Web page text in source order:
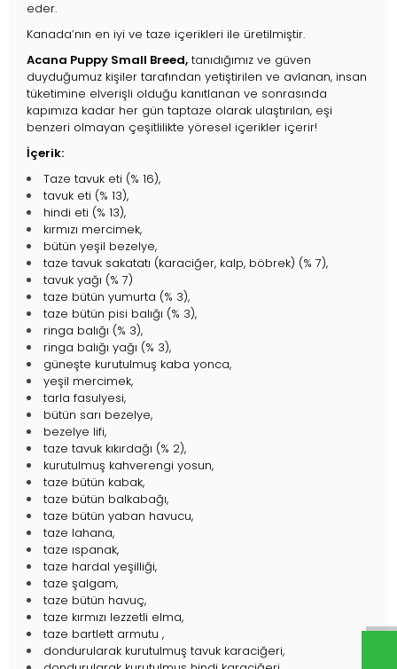
eder.
Kanada’nın en iyi ve taze içerikleri ile üretilmiştir.
Acana Puppy Small Breed, tanıdığımız ve güven
duyduğumuz kişiler tarafından yetiştirilen ve avlanan, insan
tüketimine elverişli olduğu kanıtlanan ve sonrasında
kapımıza kadar her gün taptaze olarak ulaştırılan, eşi
benzeri olmayan çeşitlilikte yöresel içerikler içerir!
İçerik:
Taze tavuk eti (% 16),
tavuk eti (% 13),
hindi eti (% 13),
kırmızı mercimek,
bütün yeşil bezelye,
taze tavuk sakatatı (karaciğer, kalp, böbrek) (% 7),
tavuk yağı (% 7)
taze bütün yumurta (% 3),
taze bütün pisi balığı (% 3),
ringa balığı (% 3),
ringa balığı yağı (% 3),
güneşte kurutulmuş kaba yonca,
yeşil mercimek,
tarla fasulyesi,
bütün sarı bezelye,
bezelye lifi,
taze tavuk kıkırdağı (% 2),
kurutulmuş kahverengi yosun,
taze bütün kabak,
taze bütün balkabağı,
taze bütün yaban havucu,
taze lahana,
taze ıspanak,
taze hardal yeşilliği,
taze şalgam,
taze bütün havuç,
taze kırmızı lezzetli elma,
taze bartlett armutu ,
dondurularak kurutulmuş tavuk karaciğeri,